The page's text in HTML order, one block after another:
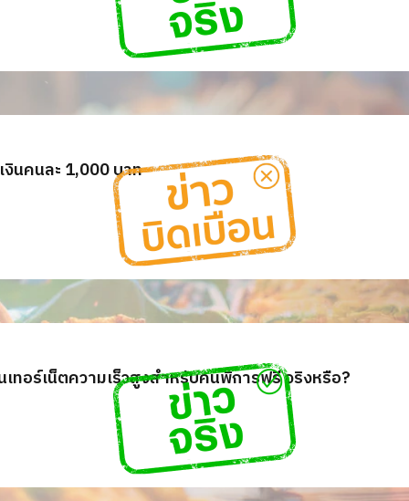
นคนละ 1,000 บาท
ทอร์เน็ตความเร็วสูงสำหรับคนพิการฟรี จริงหรือ?